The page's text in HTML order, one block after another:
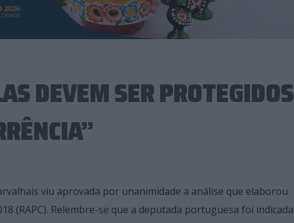
DEVEM SER PROTEGIDOS
viu aprovada por unanimidade a análise que elaborou
(RAPC). Relembre-se que a deputada portuguesa foi indicada